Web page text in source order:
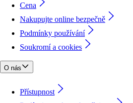
Cena
Nakupujte online bezpečně
Podmínky používání
Soukromí a cookies
O nás
Přístupnost